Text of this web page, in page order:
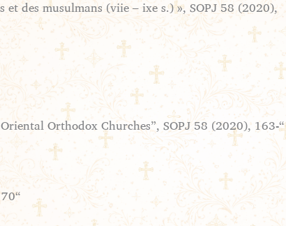
et des musulmans (viie – ixe s.) », SOPJ 58 (2020),
Orthodox Churches”, SOPJ 58 (2020), 163-
“Eighth Meeting of the Anglican-Oriental Orthodox International Commission, Communiqué 2020”, SOPJ 58 (2020), 168-170.